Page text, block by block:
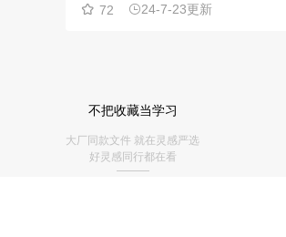
72 24-7-23更新
不把收藏当学习
大厂同款文件 就在灵感严选
好灵感同行都在看
———